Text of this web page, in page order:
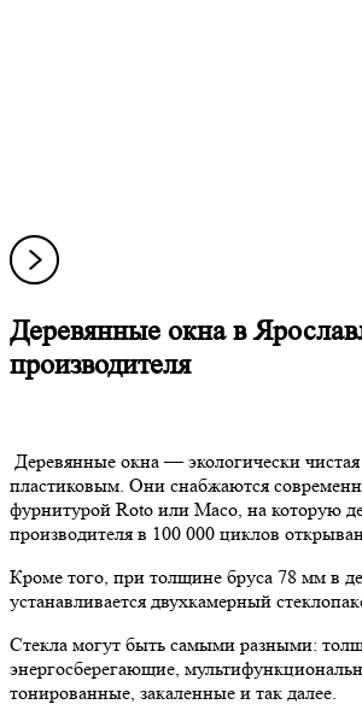
Деревянные окна в
производителя
Деревянные окна — экологически чистая
пластиковым. Они снабжаются
фурнитурой Roto или Maco, на которую
производителя в 100 000 циклов
Кроме того, при толщине бруса 78 мм в
устанавливается двухкамерный
Стекла могут быть самыми разными:
энергосберегающие,
тонированные, закаленные и так далее.